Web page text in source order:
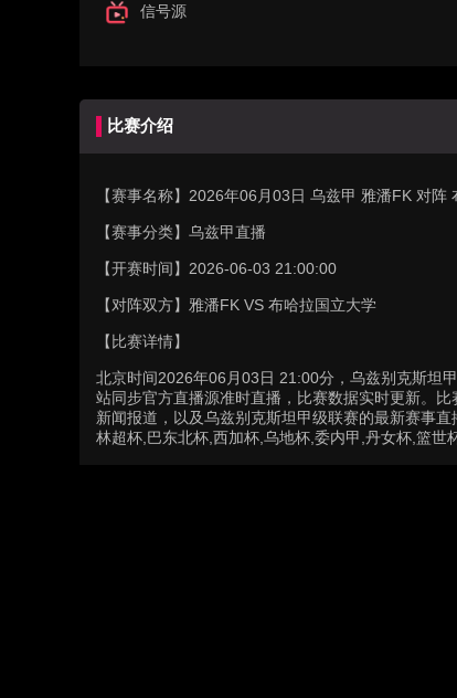
信号源
比赛介绍
【赛事名称】 2026年06月03日 乌兹甲 雅潘FK 对阵
【赛事分类】 乌兹甲直播
【开赛时间】 2026-06-03 21:00:00
【对阵双方】 雅潘FK VS 布哈拉国立大学
【比赛详情】
北京时间2026年06月03日 21:00分，乌兹别克斯坦
站同步官方直播源准时直播，比赛数据实时更新。
新闻报道，以及乌兹别克斯坦甲级联赛的最新赛事
林超杯,巴东北杯,西加杯,乌地杯,委内甲,丹女杯,篮世